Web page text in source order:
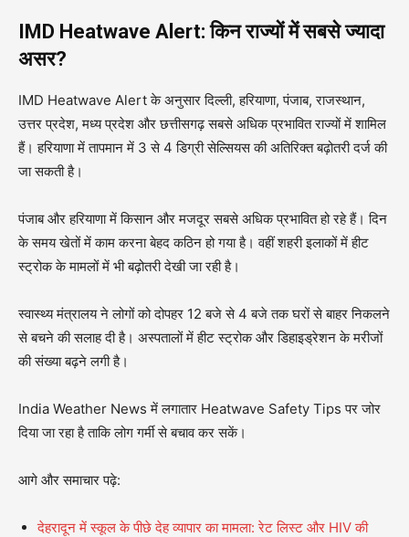
IMD Heatwave Alert: किन राज्यों में सबसे ज्यादा
असर?
IMD Heatwave Alert के अनुसार दिल्ली, हरियाणा, पंजाब, राजस्थान,
उत्तर प्रदेश, मध्य प्रदेश और छत्तीसगढ़ सबसे अधिक प्रभावित राज्यों में शामिल
हैं। हरियाणा में तापमान में 3 से 4 डिग्री सेल्सियस की अतिरिक्त बढ़ोतरी दर्ज की
जा सकती है।
पंजाब और हरियाणा में किसान और मजदूर सबसे अधिक प्रभावित हो रहे हैं। दिन
के समय खेतों में काम करना बेहद कठिन हो गया है। वहीं शहरी इलाकों में हीट
स्ट्रोक के मामलों में भी बढ़ोतरी देखी जा रही है।
स्वास्थ्य मंत्रालय ने लोगों को दोपहर 12 बजे से 4 बजे तक घरों से बाहर निकलने
से बचने की सलाह दी है। अस्पतालों में हीट स्ट्रोक और डिहाइड्रेशन के मरीजों
की संख्या बढ़ने लगी है।
India Weather News में लगातार Heatwave Safety Tips पर जोर
दिया जा रहा है ताकि लोग गर्मी से बचाव कर सकें।
आगे और समाचार पढ़े:
देहरादून में स्कूल के पीछे देह व्यापार का मामला: रेट लिस्ट और HIV की